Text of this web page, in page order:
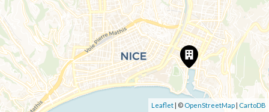
Leaflet | © OpenStreetMap| CartoDB